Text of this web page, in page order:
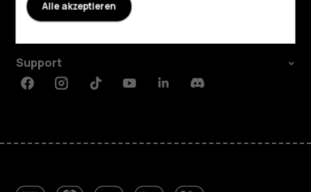
Über
Support
FacebookInstagramTiktokYoutubeLinkedinDiscord
Alle akzeptieren